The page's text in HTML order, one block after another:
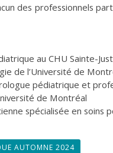
des professionnels
au CHU Sainte-
de l’Université de
pédiatrique et
de Montréal
spécialisée en soins
AUTOMNE 2024